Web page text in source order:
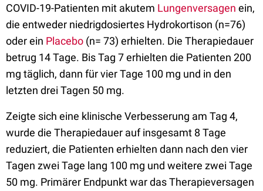
COVID-19-Patienten mit akutem Lungenversagen ein,
die entweder niedrigdosiertes Hydrokortison (n=76)
oder ein Placebo (n= 73) erhielten. Die Therapiedauer
betrug 14 Tage. Bis Tag 7 erhielten die Patienten 200
mg täglich, dann für vier Tage 100 mg und in den
letzten drei Tagen 50 mg.
Zeigte sich eine klinische Verbesserung am Tag 4,
wurde die Therapiedauer auf insgesamt 8 Tage
reduziert, die Patienten erhielten dann nach den vier
Tagen zwei Tage lang 100 mg und weitere zwei Tage
50 mg. Primärer Endpunkt war das Therapieversagen